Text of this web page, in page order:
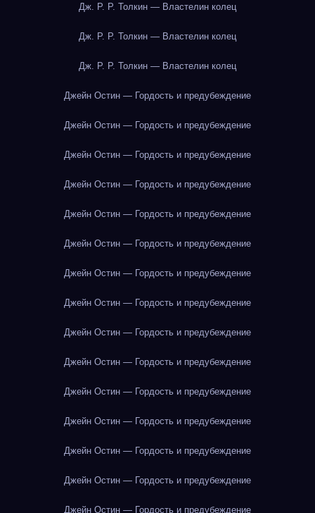
Дж. Р. Р. Толкин — Властелин колец
Дж. Р. Р. Толкин — Властелин колец
Дж. Р. Р. Толкин — Властелин колец
Джейн Остин — Гордость и предубеждение
Джейн Остин — Гордость и предубеждение
Джейн Остин — Гордость и предубеждение
Джейн Остин — Гордость и предубеждение
Джейн Остин — Гордость и предубеждение
Джейн Остин — Гордость и предубеждение
Джейн Остин — Гордость и предубеждение
Джейн Остин — Гордость и предубеждение
Джейн Остин — Гордость и предубеждение
Джейн Остин — Гордость и предубеждение
Джейн Остин — Гордость и предубеждение
Джейн Остин — Гордость и предубеждение
Джейн Остин — Гордость и предубеждение
Джейн Остин — Гордость и предубеждение
Джейн Остин — Гордость и предубеждение